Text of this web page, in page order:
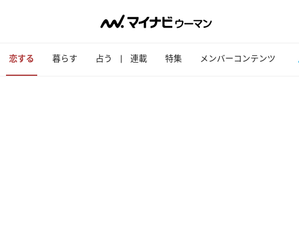
恋する 暮らす 占う 連載 特集 メンバーコンテンツ